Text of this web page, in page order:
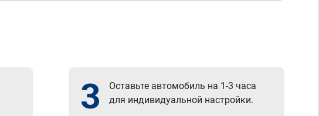
3
Оставьте автомобиль на 1-3 часа
для индивидуальной настройки.